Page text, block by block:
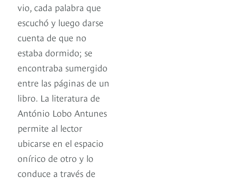
vio, cada palabra que
escuchó y luego darse
cuenta de que no
estaba dormido; se
encontraba sumergido
entre las páginas de un
libro. La literatura de
António Lobo Antunes
permite al lector
ubicarse en el espacio
onírico de otro y lo
conduce a través de